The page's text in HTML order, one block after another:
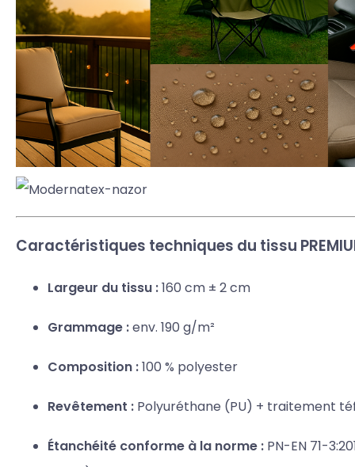
Caractéristiques techniques du tissu
Largeur du tissu :160 cm ± 2 cm
Grammage :env. 190 g/m²
Composition :100 % polyester
Revêtement : Polyuréthane (PU) + traitement
Étanchéité conforme à la norme : PN-EN 71-